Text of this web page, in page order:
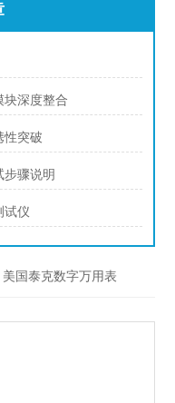
块深度整合
性突破
步骤说明
试仪
美国泰克数字万用表